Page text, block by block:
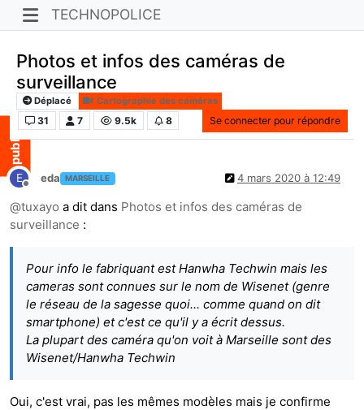
TECHNOPOLICE
Photos et infos des caméras de
surveillance
Déplacé Cartographie des caméras
31 7 9.5k 8 Se connecter pour répondre
E
Hors-ligne
eda MARSEILLE 4 mars 2020 à 12:49
@tuxayo a dit dans Photos et infos des caméras de
surveillance :
Pour info le fabriquant est Hanwha Techwin mais les
cameras sont connues sur le nom de Wisenet (genre
le réseau de la sagesse quoi... comme quand on dit
smartphone) et c'est ce qu'il y a écrit dessus.
La plupart des caméra qu'on voit à Marseille sont des
Wisenet/Hanwha Techwin
Oui, c'est vrai, pas les mêmes modèles mais je confirme